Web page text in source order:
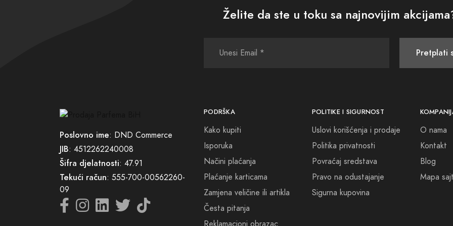
Posvetite se sebi, dopustite da vas miris odvede na putovanje i otkrijte
Želite da ste u toku sa najnovijim
Pretplati
Poslovno ime: DND Commerce
JIB: 4512262240008
Šifra djelatnosti: 47.91
Tekući račun: 555-700-00562260-
09
PODRŠKA
Kako kupiti
Isporuka
Načini plaćanja
Plaćanje karticama
Zamjena veličine ili artikla
Česta pitanja
POLITIKE I SIGURNOST
Uslovi korišćenja i prodaje
Politika privatnosti
Povraćaj sredstava
Pravo na odustajanje
Sigurna kupovina
O nama
Kontakt
Blog
Mapa